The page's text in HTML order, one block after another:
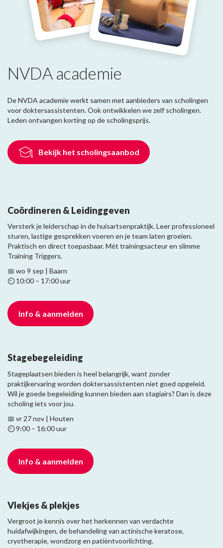
NVDA academie
De NVDA academie werkt samen met aanbieders van scholingen
voor doktersassistenten. Ook ontwikkelen we zelf scholingen.
Leden ontvangen korting op de scholingsprijs.
Bekijk het scholingsaanbod
Coördineren & Leidinggeven
Versterk je leiderschap in de huisartsenpraktijk. Leer professioneel
sturen, lastige gesprekken voeren en je team laten groeien.
Praktisch en direct toepasbaar. Mét trainingsacteur en slimme
Training Triggers.
📅 wo 9 sep | Baarn
⏲️ 10:00 – 17:00 uur
Info & aanmelden
Stagebegeleiding
Stageplaatsen bieden is heel belangrijk, want zonder
praktijkervaring worden doktersassistenten niet goed opgeleid.
Wil je goede begeleiding kunnen bieden aan stagiairs? Dan is deze
scholing iets voor jou.
📅 vr 27 nov | Houten
⏲️ 9:00 – 16:00 uur
Info & aanmelden
Vlekjes & plekjes
Vergroot je kennis over het herkennen van verdachte
huidafwijkingen, de behandeling van actinische keratose,
cryotherapie, wondzorg en patiëntvoorlichting.